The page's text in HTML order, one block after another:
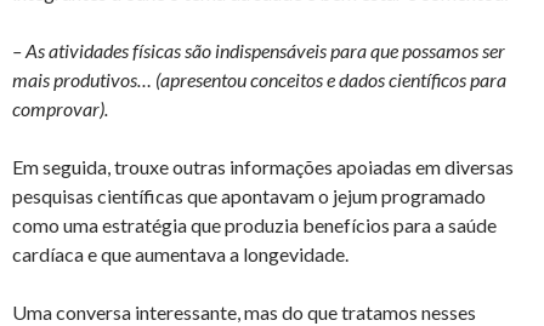
– As atividades físicas são indispensáveis para que possamos ser
mais produtivos… (apresentou conceitos e dados científicos para
comprovar).
Em seguida, trouxe outras informações apoiadas em diversas
pesquisas científicas que apontavam o jejum programado
como uma estratégia que produzia benefícios para a saúde
cardíaca e que aumentava a longevidade.
Uma conversa interessante, mas do que tratamos nesses